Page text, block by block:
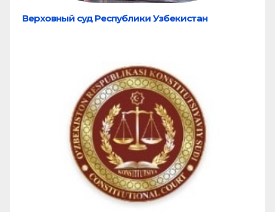
Верховный суд Республики Узбекистан